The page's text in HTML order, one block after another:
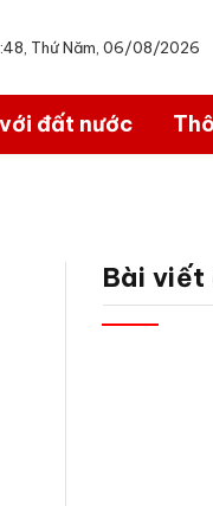
Thứ Năm, 06/08/2026
đất nước
Bài viết